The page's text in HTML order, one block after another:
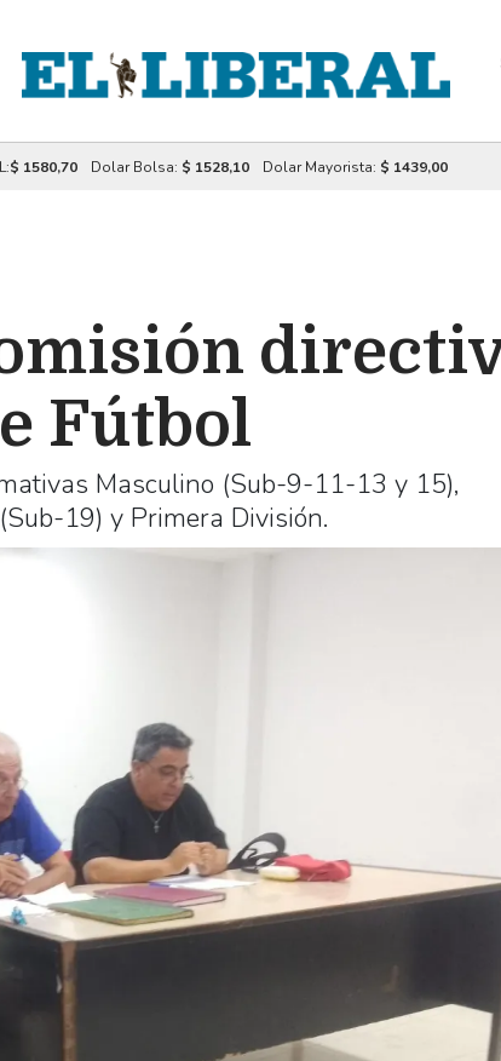
$ 1580,70 Dolar Bolsa: $ 1528,10 Dolar Mayorista: $ 1439,00
Fútbol
Masculino (Sub-9-11-13 y 15),
19) y Primera División.